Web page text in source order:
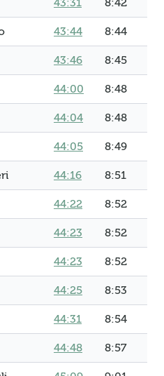
43:31 8:42
43:44 8:44
43:46 8:45
44:00 8:48
44:04 8:48
44:05 8:49
44:16 8:51
44:22 8:52
44:23 8:52
44:23 8:52
44:25 8:53
44:31 8:54
44:48 8:57